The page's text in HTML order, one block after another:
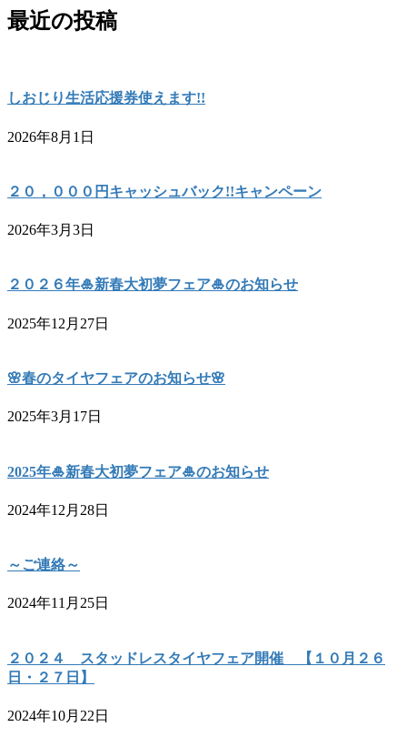
最近の投稿
しおじり生活応援券使えます!!
2026年8月1日
２０，０００円キャッシュバック!!キャンペーン
2026年3月3日
２０２６年🎍新春大初夢フェア🎍のお知らせ
2025年12月27日
🌸春のタイヤフェアのお知らせ🌸
2025年3月17日
2025年🎍新春大初夢フェア🎍のお知らせ
2024年12月28日
～ご連絡～
2024年11月25日
２０２４ スタッドレスタイヤフェア開催 【１０月２６
日・２７日】
2024年10月22日